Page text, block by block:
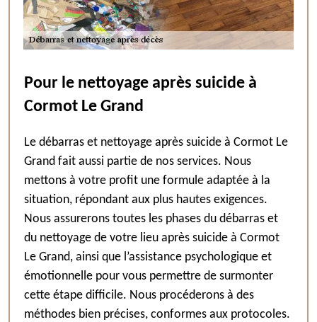
Pour le nettoyage après suicide à
Cormot Le Grand
Le débarras et nettoyage après suicide à Cormot Le
Grand fait aussi partie de nos services. Nous
mettons à votre profit une formule adaptée à la
situation, répondant aux plus hautes exigences.
Nous assurerons toutes les phases du débarras et
du nettoyage de votre lieu après suicide à Cormot
Le Grand, ainsi que l’assistance psychologique et
émotionnelle pour vous permettre de surmonter
cette étape difficile. Nous procéderons à des
méthodes bien précises, conformes aux protocoles.